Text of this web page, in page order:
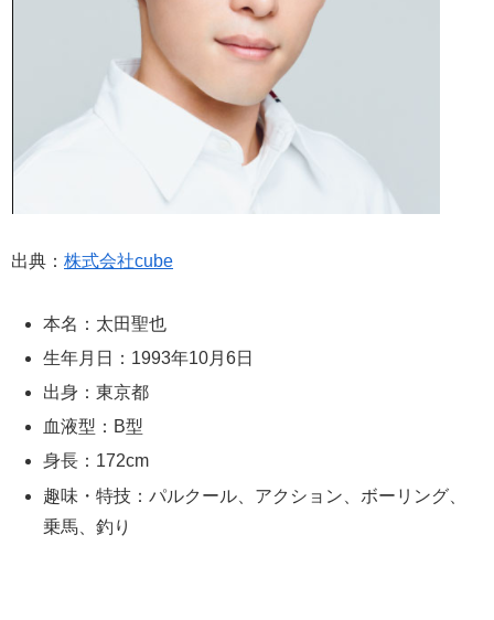
出典： 株式会社cube
本名：太田聖也
生年月日：1993年10月6日
出身：東京都
血液型：B型
身長：172cm
趣味・特技：パルクール、アクション、ボーリング、
乗馬、釣り